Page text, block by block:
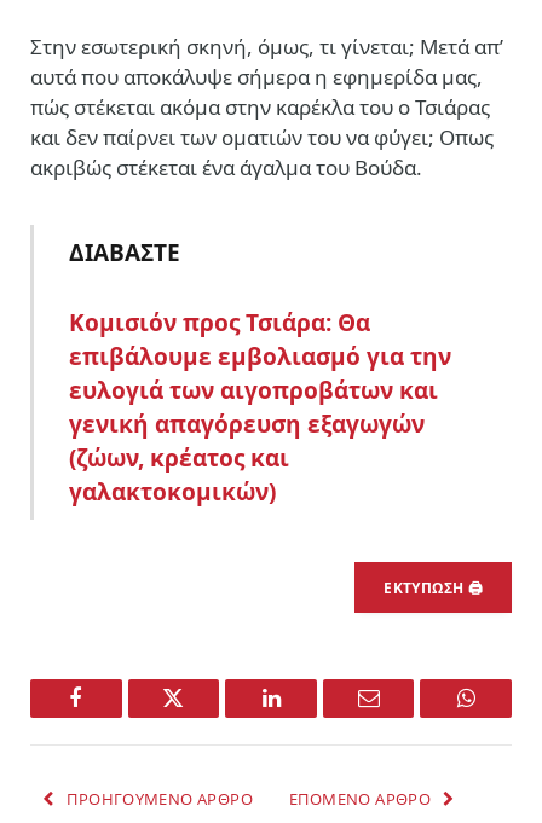
Στην εσωτερική σκηνή, όμως, τι γίνεται; Μετά απ’
αυτά που αποκάλυψε σήμερα η εφημερίδα μας,
πώς στέκεται ακόμα στην καρέκλα του ο Τσιάρας
και δεν παίρνει των οματιών του να φύγει; Οπως
ακριβώς στέκεται ένα άγαλμα του Βούδα.
ΔΙΑΒΑΣΤΕ
Κομισιόν προς Τσιάρα: Θα
επιβάλουμε εμβολιασμό για την
ευλογιά των αιγοπροβάτων και
γενική απαγόρευση εξαγωγών
(ζώων, κρέατος και
γαλακτοκομικών)
ΕΚΤΥΠΩΣΗ 🖨
Facebook Twitter LinkedIn Email
ΠΡΟΗΓΟΥΜΕΝΟ ΑΡΘΡΟ ΕΠΟΜΕΝΟ ΑΡΘΡΟ